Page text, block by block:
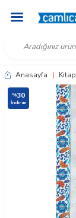
Anasayfa | Kitap
%30
İndirim